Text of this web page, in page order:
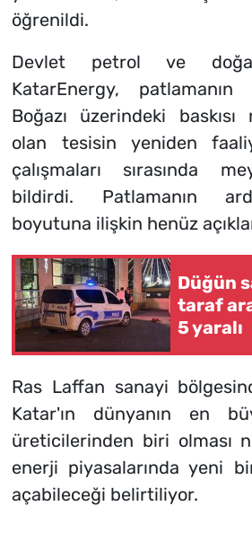
öğrenildi.
Devlet petrol ve
KatarEnergy, patlamanın
Boğazı üzerindeki baskısı
olan tesisin yeniden
çalışmaları sırasında
bildirdi. Patlamanın
boyutuna ilişkin henüz
Düğün
taraf
5 yaralı
Ras Laffan sanayi
Katar'ın dünyanın en
üreticilerinden biri olması
enerji piyasalarında yeni
açabileceği belirtiliyor.